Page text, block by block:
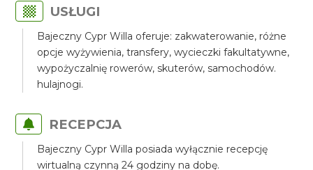
USŁUGI
Bajeczny Cypr Willa oferuje: zakwaterowanie, różne
opcje wyżywienia, transfery, wycieczki fakultatywne,
wypożyczalnię rowerów, skuterów, samochodów.
hulajnogi.
RECEPCJA
Bajeczny Cypr Willa posiada wyłącznie recepcję
wirtualną czynną 24 godziny na dobę.